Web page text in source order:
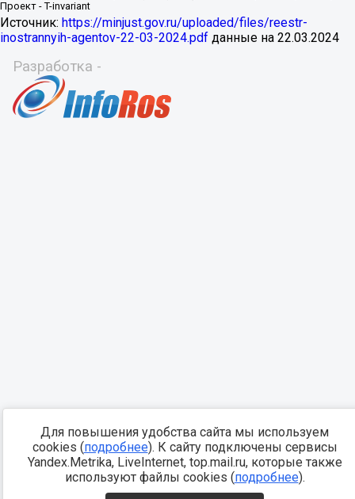
Источник: https://minjust.gov.ru/uploaded/files/reestr-
inostrannyih-agentov-22-03-2024.pdf данные на 22.03.2024
Разработка -
Для повышения удобства сайта мы используем
cookies (подробнее). К сайту подключены сервисы
Yandex.Metrika, LiveInternet, top.mail.ru, которые также
используют файлы cookies (подробнее).